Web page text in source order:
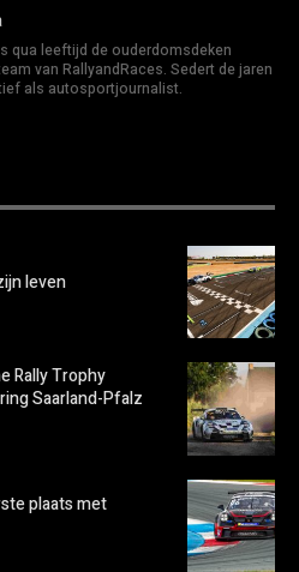
qua leeftijd de ouderdomsdeken
van RallyandRaces. Sedert de jaren
als autosportjournalist.
leven
Rally Trophy
Saarland-Pfalz
plaats met